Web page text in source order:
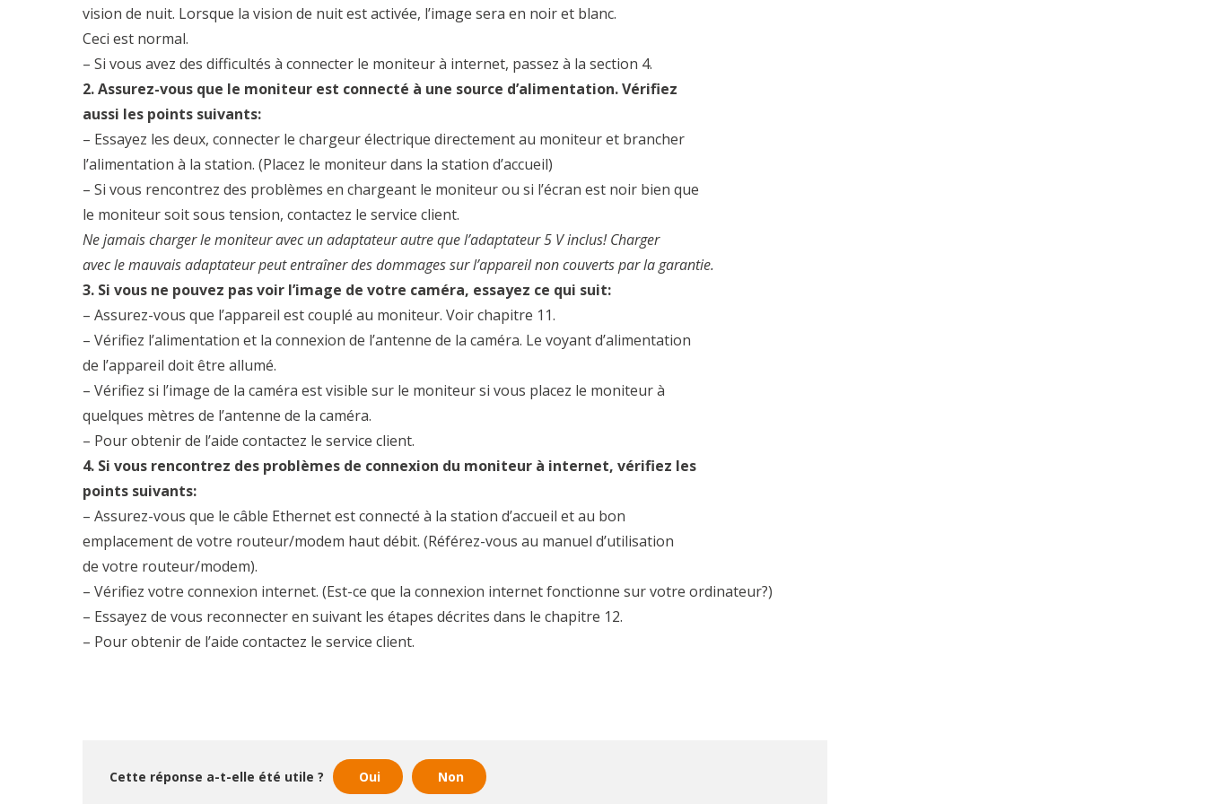
vision de nuit. Lorsque la vision de nuit est activée, l’image sera en noir et blanc.
Ceci est normal.
– Si vous avez des difficultés à connecter le moniteur à internet, passez à la section 4.
2. Assurez-vous que le moniteur est connecté à une source d’alimentation. Vérifiez
aussi les points suivants:
– Essayez les deux, connecter le chargeur électrique directement au moniteur et brancher
l’alimentation à la station. (Placez le moniteur dans la station d’accueil)
– Si vous rencontrez des problèmes en chargeant le moniteur ou si l’écran est noir bien que
le moniteur soit sous tension, contactez le service client.
Ne jamais charger le moniteur avec un adaptateur autre que l’adaptateur 5 V inclus! Charger
avec le mauvais adaptateur peut entraîner des dommages sur l’appareil non couverts par la garantie.
3. Si vous ne pouvez pas voir l’image de votre caméra, essayez ce qui suit:
– Assurez-vous que l’appareil est couplé au moniteur. Voir chapitre 11.
– Vérifiez l’alimentation et la connexion de l’antenne de la caméra. Le voyant d’alimentation
de l’appareil doit être allumé.
– Vérifiez si l’image de la caméra est visible sur le moniteur si vous placez le moniteur à
quelques mètres de l’antenne de la caméra.
– Pour obtenir de l’aide contactez le service client.
4. Si vous rencontrez des problèmes de connexion du moniteur à internet, vérifiez les
points suivants:
– Assurez-vous que le câble Ethernet est connecté à la station d’accueil et au bon
emplacement de votre routeur/modem haut débit. (Référez-vous au manuel d’utilisation
de votre routeur/modem).
– Vérifiez votre connexion internet. (Est-ce que la connexion internet fonctionne sur votre ordinateur?)
– Essayez de vous reconnecter en suivant les étapes décrites dans le chapitre 12.
– Pour obtenir de l’aide contactez le service client.
Cette réponse a-t-elle été utile ? Oui Non